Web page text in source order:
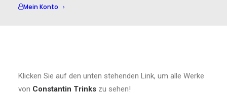
Mein Konto
Klicken Sie auf den unten stehenden Link, um alle Werke
von Constantin Trinks zu sehen!